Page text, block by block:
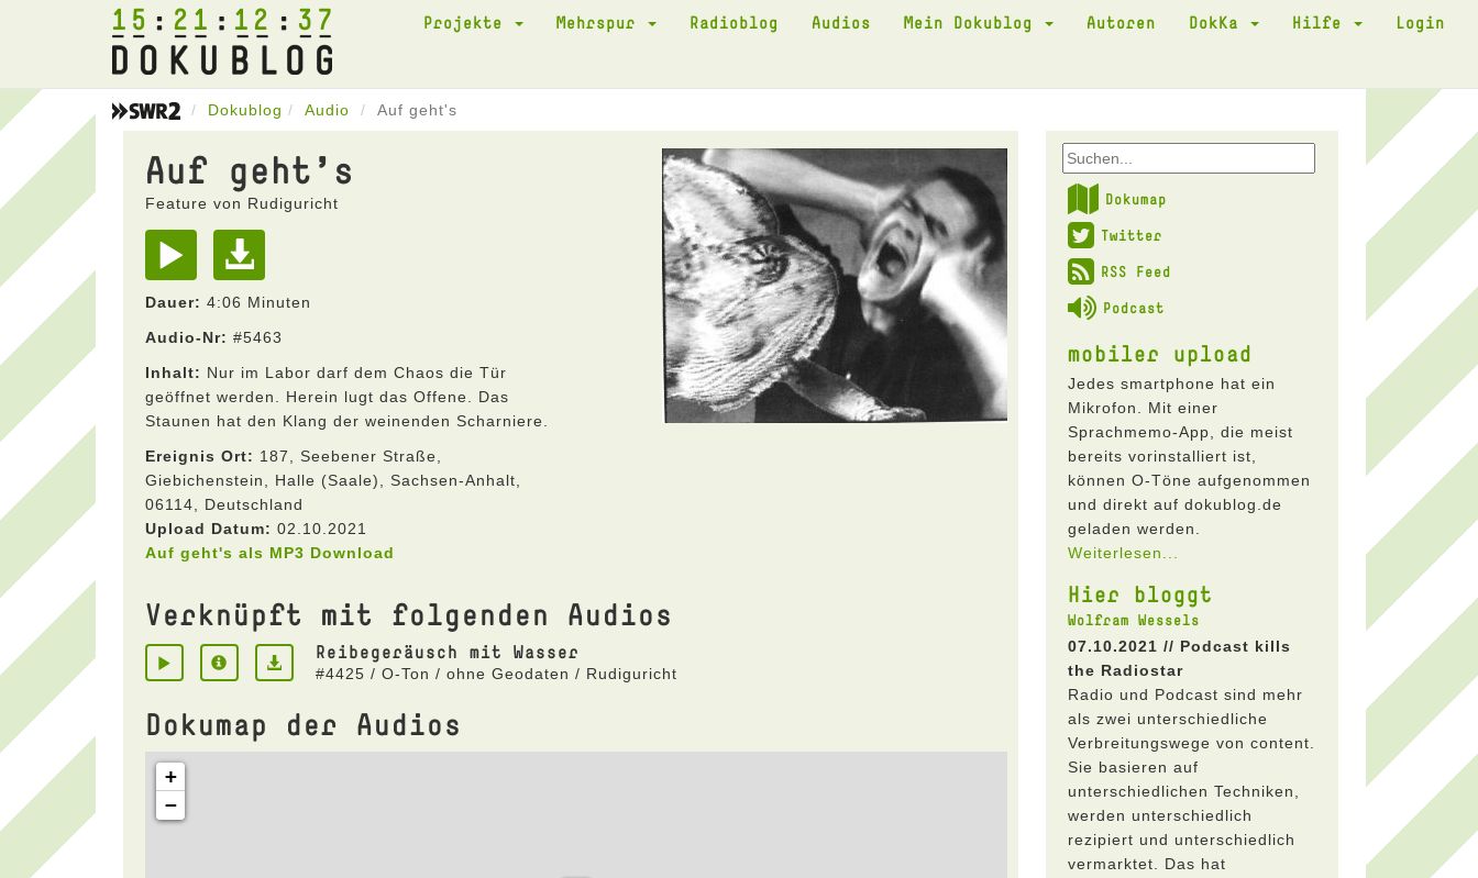
15 21 12 37 Projekte Mehrspur Radioblog Audios Mein Dokublog Autoren DokKa Hilfe Login
Dokublog Audio Auf geht's
Auf geht's
Feature von Rudiguricht
Dauer: 4:06 Minuten
Audio-Nr: #5463
Inhalt: Nur im Labor darf dem Chaos die Tür
geöffnet werden. Herein lugt das Offene. Das
Staunen hat den Klang der weinenden Scharniere.
Ereignis Ort: 187, Seebener Straße,
Giebichenstein, Halle (Saale), Sachsen-Anhalt,
06114, Deutschland
Upload Datum: 02.10.2021
Auf geht's als MP3 Download
Verknüpft mit folgenden Audios
Reibegeräusch mit Wasser
#4425 / O-Ton / ohne Geodaten / Rudiguricht
Dokumap der Audios
Dokumap
Twitter
RSS Feed
Podcast
mobiler upload
Jedes smartphone hat ein
Mikrofon. Mit einer
Sprachmemo-App, die meist
bereits vorinstalliert ist,
können O-Töne aufgenommen
und direkt auf dokublog.de
geladen werden.
Weiterlesen...
Hier bloggt
Wolfram Wessels
07.10.2021 // Podcast kills
the Radiostar
Radio und Podcast sind mehr
als zwei unterschiedliche
Verbreitungswege von content.
Sie basieren auf
unterschiedlichen Techniken,
werden unterschiedlich
rezipiert und unterschiedlich
vermarktet. Das hat